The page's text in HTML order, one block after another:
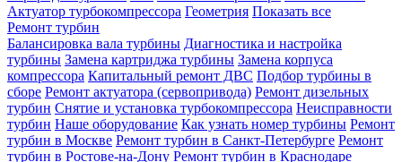
Актуатор турбокомпрессора Геометрия Показать все
Ремонт турбин
Балансировка вала турбины Диагностика и настройка
турбины Замена картриджа турбины Замена корпуса
компрессора Капитальный ремонт ДВС Подбор турбины в
сборе Ремонт актуатора (сервопривода) Ремонт дизельных
турбин Снятие и установка турбокомпрессора Неисправности
турбин Наше оборудование Как узнать номер турбины Ремонт
турбин в Москве Ремонт турбин в Санкт-Петербурге Ремонт
турбин в Ростове-на-Дону Ремонт турбин в Краснодаре